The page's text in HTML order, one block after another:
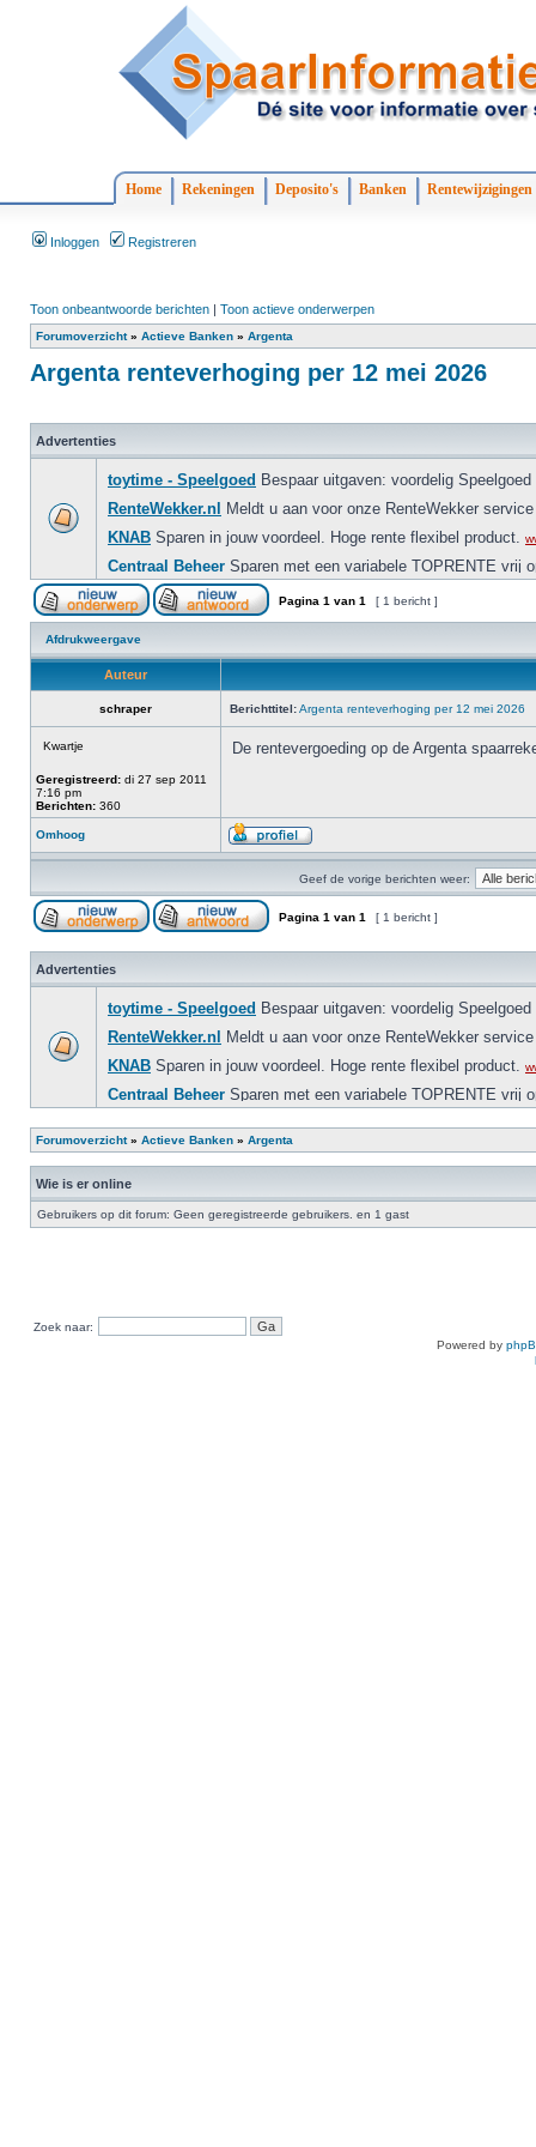
Home Rekeningen Deposito's Banken Rentewijzigingen
Inloggen Registreren
Toon onbeantwoorde berichten | Toon actieve onderwerpen
Forumoverzicht» Actieve Banken » Argenta
Argenta renteverhoging per 12 mei 2026
Advertenties
Pagina 1 van 1 [ 1 bericht ]
Afdrukweergave
Auteur
schraper Berichttitel:Argenta renteverhoging per 12 mei 2026
Kwartje
Geregistreerd: di 27 sep 2011
7:16 pm
Berichten: 360
De rentevergoeding op de Argenta
Omhoog
Geef de vorige berichten weer:
Pagina 1 van 1 [ 1 bericht ]
Advertenties
Forumoverzicht» Actieve Banken » Argenta
Wie is er online
Gebruikers op dit forum: Geen geregistreerde gebruikers. en 1 gast
Zoek naar:
Powered by